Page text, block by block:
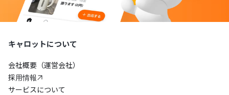
キャロットについて
会社概要（運営会社）
採用情報
サービスについて